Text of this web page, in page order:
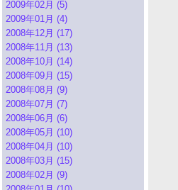
2009年02月 (5)
2009年01月 (4)
2008年12月 (17)
2008年11月 (13)
2008年10月 (14)
2008年09月 (15)
2008年08月 (9)
2008年07月 (7)
2008年06月 (6)
2008年05月 (10)
2008年04月 (10)
2008年03月 (15)
2008年02月 (9)